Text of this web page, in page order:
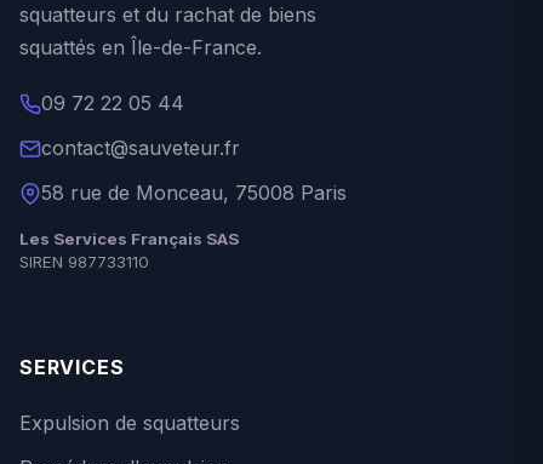
squatteurs et du rachat de biens
squattés en Île-de-France.
09 72 22 05 44
contact@sauveteur.fr
58 rue de Monceau, 75008 Paris
Les Services Français SAS
SIREN 987733110
SERVICES
Expulsion de squatteurs